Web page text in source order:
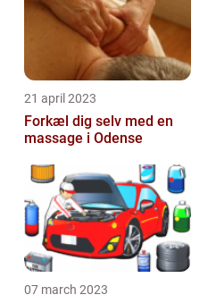
21 april 2023
Forkæl dig selv med en
massage i Odense
07 march 2023